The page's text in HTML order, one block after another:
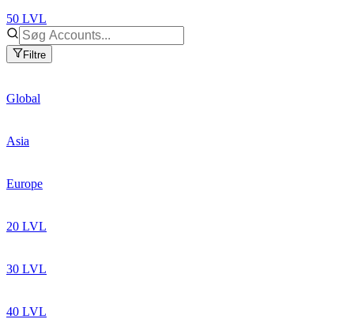
50 LVL
Filtre
Global
Asia
Europe
20 LVL
30 LVL
40 LVL